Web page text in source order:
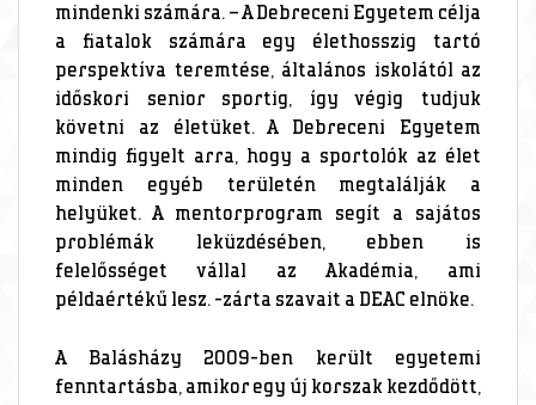
mindenki számára. – A Debreceni Egyetem célja
a fiatalok számára egy élethosszig tartó
perspektíva teremtése, általános iskolától az
időskori senior sportig, így végig tudjuk
követni az életüket. A Debreceni Egyetem
mindig figyelt arra, hogy a sportolók az élet
minden egyéb területén megtalálják a
helyüket. A mentorprogram segít a sajátos
problémák leküzdésében, ebben is
felelősséget vállal az Akadémia, ami
példaértékű lesz. -zárta szavait a DEAC elnöke.
A Balásházy 2009-ben került egyetemi
fenntartásba, amikor egy új korszak kezdődött,